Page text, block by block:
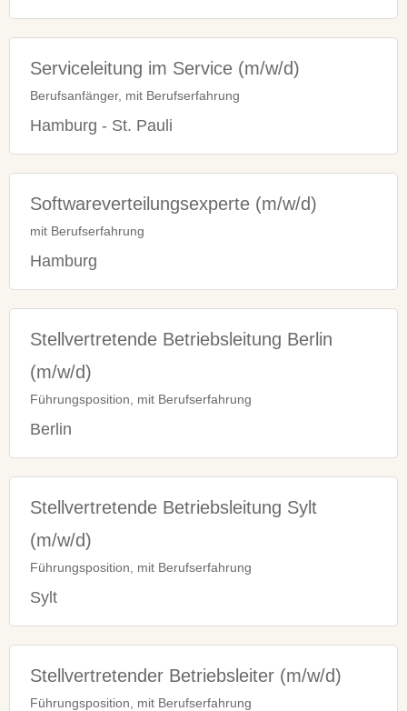
Serviceleitung im Service (m/w/d)
Berufsanfänger, mit Berufserfahrung
Hamburg - St. Pauli
Softwareverteilungsexperte (m/w/d)
mit Berufserfahrung
Hamburg
Stellvertretende Betriebsleitung Berlin
(m/w/d)
Führungsposition, mit Berufserfahrung
Berlin
Stellvertretende Betriebsleitung Sylt
(m/w/d)
Führungsposition, mit Berufserfahrung
Sylt
Stellvertretender Betriebsleiter (m/w/d)
Führungsposition, mit Berufserfahrung